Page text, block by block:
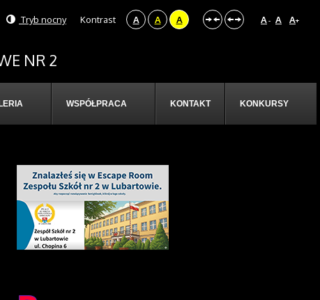
Tryb nocny Kontrast A A A A- A A+
NR 2
WSPÓŁPRACA KONTAKT KONKURSY